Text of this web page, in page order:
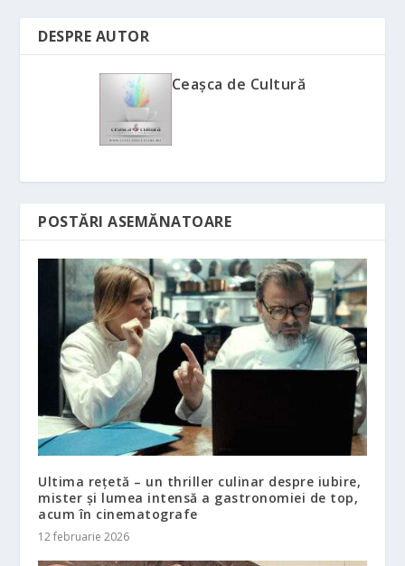
DESPRE AUTOR
Ceașca de Cultură
POSTĂRI ASEMĂNATOARE
Ultima rețetă – un thriller culinar despre iubire,
mister și lumea intensă a gastronomiei de top,
acum în cinematografe
12 februarie 2026